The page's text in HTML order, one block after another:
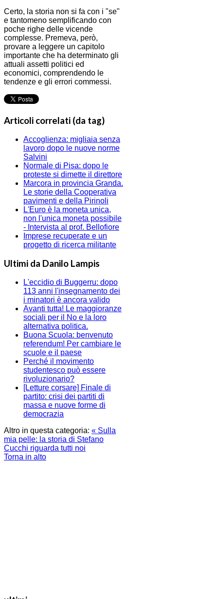
Certo, la storia non si fa con i "se"
e tantomeno semplificando con
poche righe delle vicende
complesse. Premeva, però,
provare a leggere un capitolo
importante che ha determinato gli
attuali assetti politici ed
economici, comprendendo le
tendenze e gli errori commessi.
Articoli correlati (da tag)
Accoglienza: migliaia senza
lavoro dopo le nuove norme
Salvini
Normale di Pisa: dopo le
proteste si dimette il direttore
Marcora in provincia Granda.
Le storie della Cooperativa
pavimenti e della Pirinoli
L'Euro è la moneta unica,
non l'unica moneta possibile
- Intervista al prof. Bellofiore
Imprese recuperate e un
progetto di ricerca militante
Ultimi da Danilo Lampis
L'eccidio di Buggerru: dopo
113 anni l'insegnamento dei
i minatori è ancora valido
Avanti tutta! Le maggioranze
sociali per il No e la loro
alternativa politica.
Buona Scuola: benvenuto
referendum! Per cambiare le
scuole e il paese
Perché il movimento
studentesco può essere
rivoluzionario?
[Letture corsare] Finale di
partito: crisi dei partiti di
massa e nuove forme di
democrazia
Altro in questa categoria: « Sulla
mia pelle: la storia di Stefano
Cucchi riguarda tutti noi
Torna in alto